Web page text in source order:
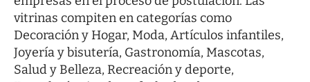
vitrinas compiten en categorías como
Decoración y Hogar, Moda, Artículos infantiles,
Joyería y bisutería, Gastronomía, Mascotas,
Salud y Belleza, Recreación y deporte,